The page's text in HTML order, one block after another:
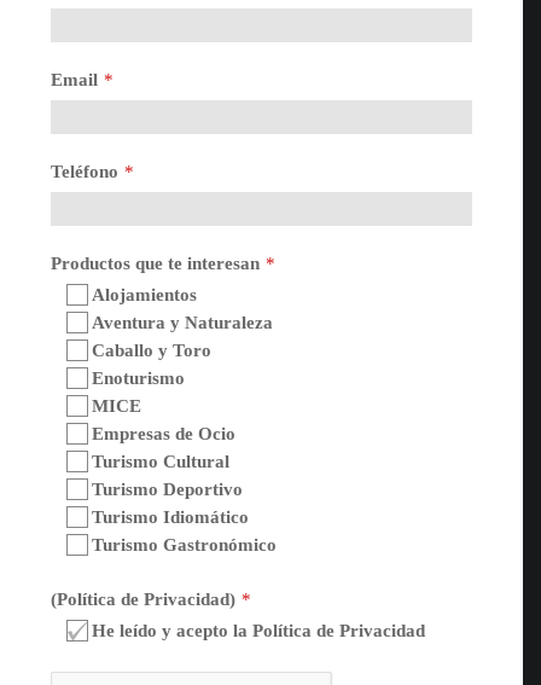
Email *
Teléfono *
Productos que te interesan *
Alojamientos
Aventura y Naturaleza
Caballo y Toro
Enoturismo
MICE
Empresas de Ocio
Turismo Cultural
Turismo Deportivo
Turismo Idiomático
Turismo Gastronómico
(Política de Privacidad) *
He leído y acepto la Política de Privacidad